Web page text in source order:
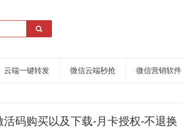
云端一键转发 微信云端秒抢 微信营销软件
码购买以及下载-月卡授权-不退换